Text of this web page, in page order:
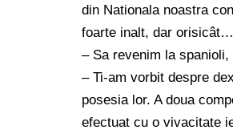
din Nationala noastra
foarte inalt, dar orisicât…
– Sa revenim la
– Ti-am vorbit despre
posesia lor. A doua
efectuat cu o vivacitate